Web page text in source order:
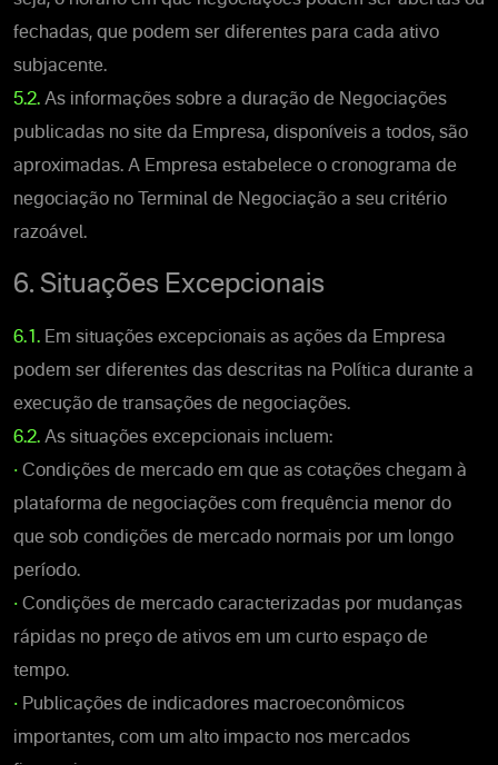
fechadas, que podem ser diferentes para cada ativo
subjacente.
5.2. As informações sobre a duração de Negociações
publicadas no site da Empresa, disponíveis a todos, são
aproximadas. A Empresa estabelece o cronograma de
negociação no Terminal de Negociação a seu critério
razoável.
6. Situações Excepcionais
6.1. Em situações excepcionais as ações da Empresa
podem ser diferentes das descritas na Política durante a
execução de transações de negociações.
6.2. As situações excepcionais incluem:
• Condições de mercado em que as cotações chegam à
plataforma de negociações com frequência menor do
que sob condições de mercado normais por um longo
período.
• Condições de mercado caracterizadas por mudanças
rápidas no preço de ativos em um curto espaço de
tempo.
• Publicações de indicadores macroeconômicos
importantes, com um alto impacto nos mercados